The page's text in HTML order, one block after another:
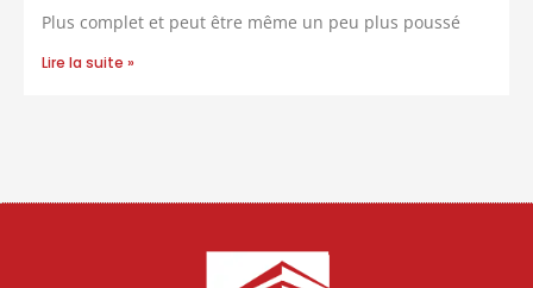
Plus complet et peut être même un peu plus poussé
Lire la suite »